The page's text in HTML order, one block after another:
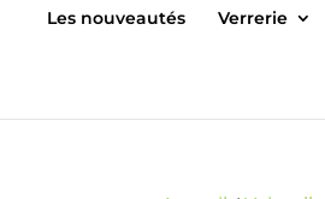
Les nouveautés Verrerie